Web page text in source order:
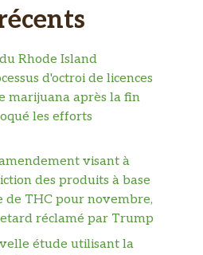
Rhode Island
d'octroi de licences
marijuana après la fin
les efforts
visant à
des produits à base
de THC pour novembre,
réclamé par Trump
étude utilisant la